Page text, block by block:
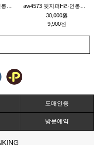
30,000원
9,900원
도매인증
방문예약